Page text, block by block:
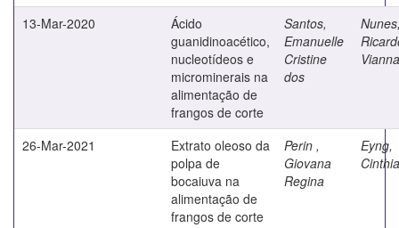
13-Mar-2020
Ácido
guanidinoacético,
nucleotídeos e
microminerais na
alimentação de
frangos de corte
Santos,
Emanuelle
Cristine
dos
Vianna
26-Mar-2021
Extrato oleoso da
polpa de
bocaiuva na
alimentação de
frangos de corte
Perin ,
Giovana
Regina
Eyng,
Cinthia